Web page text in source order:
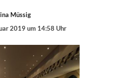
Müssig
2019 um 14:58 Uhr